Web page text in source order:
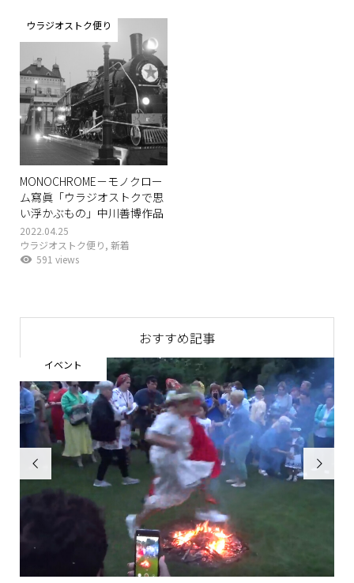
ウラジオストク便り
MONOCHROME－モノクロー
ム寫眞「ウラジオストクで思
い浮かぶもの」中川善博作品
2022.04.25
ウラジオストク便り, 新着
591 views
おすすめ記事

イベント
